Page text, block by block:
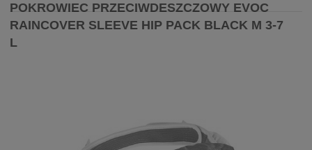
POKROWIEC PRZECIWDESZCZOWY EVOC
RAINCOVER SLEEVE HIP PACK BLACK M 3-7
L